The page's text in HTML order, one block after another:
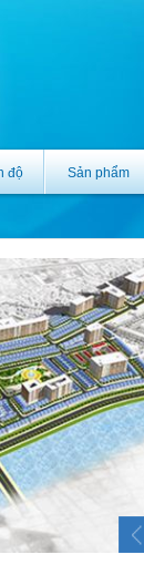
độ Sản phẩm